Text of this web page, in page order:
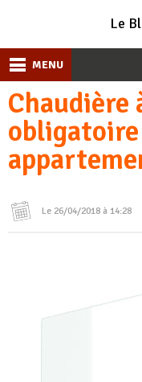
Le
MENU
Chaudière
Le 26/04/2018 à 14:28